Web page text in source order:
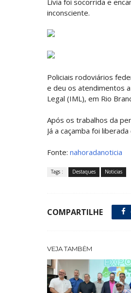
Lívia foi socorrida e
inconsciente.
Policiais rodoviários
e deu os atendimentos
Legal (IML), em Rio
Após os trabalhos da
Já a caçamba foi liberada
Fonte: nahoradanoticia
Tags : Destaques Noticias
COMPARTILHE
VEJA TAMBÉM